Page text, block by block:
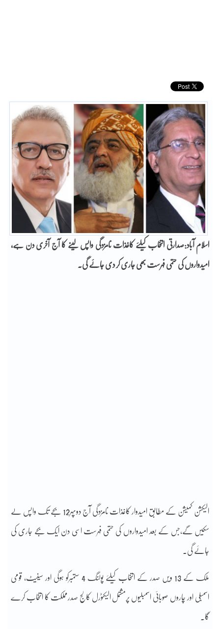
اسلام آباد:صدارتی انتخاب کیلئے کاغذات نامزدگی واپس لینے کا آج آخری دن ہے،
امیدواروں کی حتمی فہرست بھی جاری کر دی جائے گی۔
الیکشن کمیشن کے مطابق امیدوار کاغذات نامزدگی آج دوپہر12 بجے تک واپس لے
سکیں گے،جس کے بعد امیدواروں کی حتمی فہرست اسی دن ایک بجے جاری کی
جائے گی۔
ملک کے 13 ویں صدر کے انتخاب کیلئے پولنگ 4 ستمبرکو ہوگی اور سینیٹ، قومی
اسمبلی اور چاروں صوبائی اسمبلیوں پرمشتمل الیکٹورل کالج صدرمملکت کا انتخاب کرے
گا۔